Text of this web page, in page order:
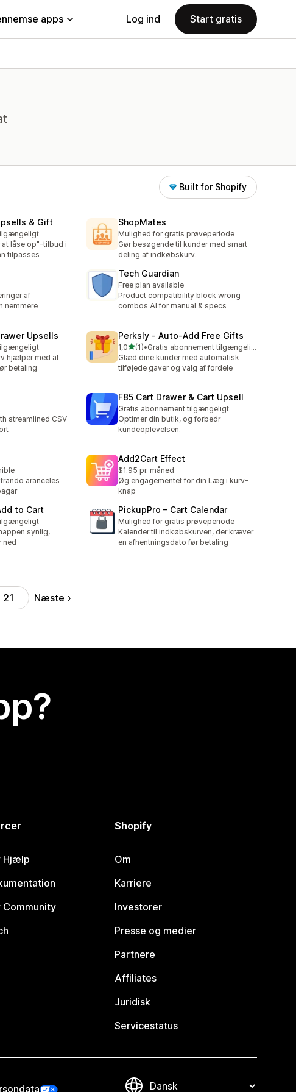
apps Log ind Start gratis
Built for Shopify
& Gift
låse op"-tilbud i
tilpasses
ShopMates
Mulighed for gratis prøveperiode
Gør besøgende til kunder med smart
deling af indkøbskurv.
af
nemmere
Tech Guardian
Free plan available
Product compatibility block wrong
combos AI for manual & specs
Upsells
hjælper med at
betaling
Perksly ‑ Auto‑Add Free Gifts
1,0ud af 5 stjerner
(1)
1 anmeldelser i alt
•
Gratis abonnement tilgængeligt
Glæd dine kunder med automatisk
tilføjede gaver og valg af fordele
streamlined CSV
F85 Cart Drawer & Cart Upsell
Gratis abonnement tilgængeligt
Optimer din butik, og forbedr
kundeoplevelsen.
aranceles
Add2Cart Effect
$1.95 pr. måned
Øg engagementet for din Læg i kurv-
knap
to Cart
synlig,
ned
PickupPro – Cart Calendar
Mulighed for gratis prøveperiode
Kalender til indkøbskurven, der kræver
en afhentningsdato før betaling
21 Næste
Hjælp
Community
Shopify
Om
Karriere
Investorer
Presse og medier
Partnere
Affiliates
Juridisk
Servicestatus